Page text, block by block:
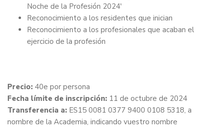
Noche de la Profesión 2024'
Reconocimiento a los residentes que inician
Reconocimiento a los profesionales que acaban el
ejercicio de la profesión
Precio: 40e por persona
Fecha límite de inscripción: 11 de octubre de 2024
Transferencia a: ES15 0081 0377 9400 0108 5318, a
nombre de la Academia, indicando vuestro nombre